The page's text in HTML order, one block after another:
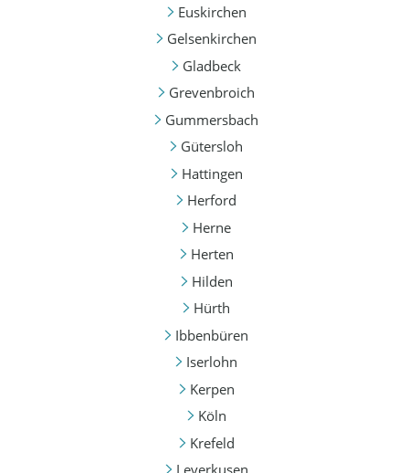
Euskirchen
Gelsenkirchen
Gladbeck
Grevenbroich
Gummersbach
Gütersloh
Hattingen
Herford
Herne
Herten
Hilden
Hürth
Ibbenbüren
Iserlohn
Kerpen
Köln
Krefeld